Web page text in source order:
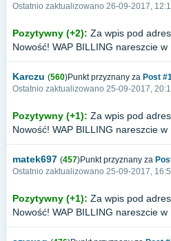
Ostatnio zaktualizowano 26-09-2017,
Pozytywny (+2): Za wpis pod
Nowość! WAP BILLING nareszcie
Karczu (560)Punkt przyznany za Post
Ostatnio zaktualizowano 25-09-2017,
Pozytywny (+1): Za wpis pod
Nowość! WAP BILLING nareszcie
matek697 (457)Punkt przyznany za
Ostatnio zaktualizowano 25-09-2017,
Pozytywny (+1): Za wpis pod
Nowość! WAP BILLING nareszcie